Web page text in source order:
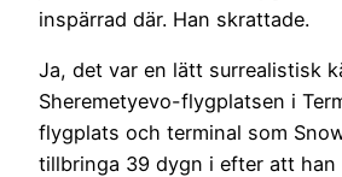
inspärrad där. Han skrattade.
Ja, det var en lätt surrealistisk
Sheremetyevo-flygplatsen i
flygplats och terminal som
tillbringa 39 dygn i efter att han